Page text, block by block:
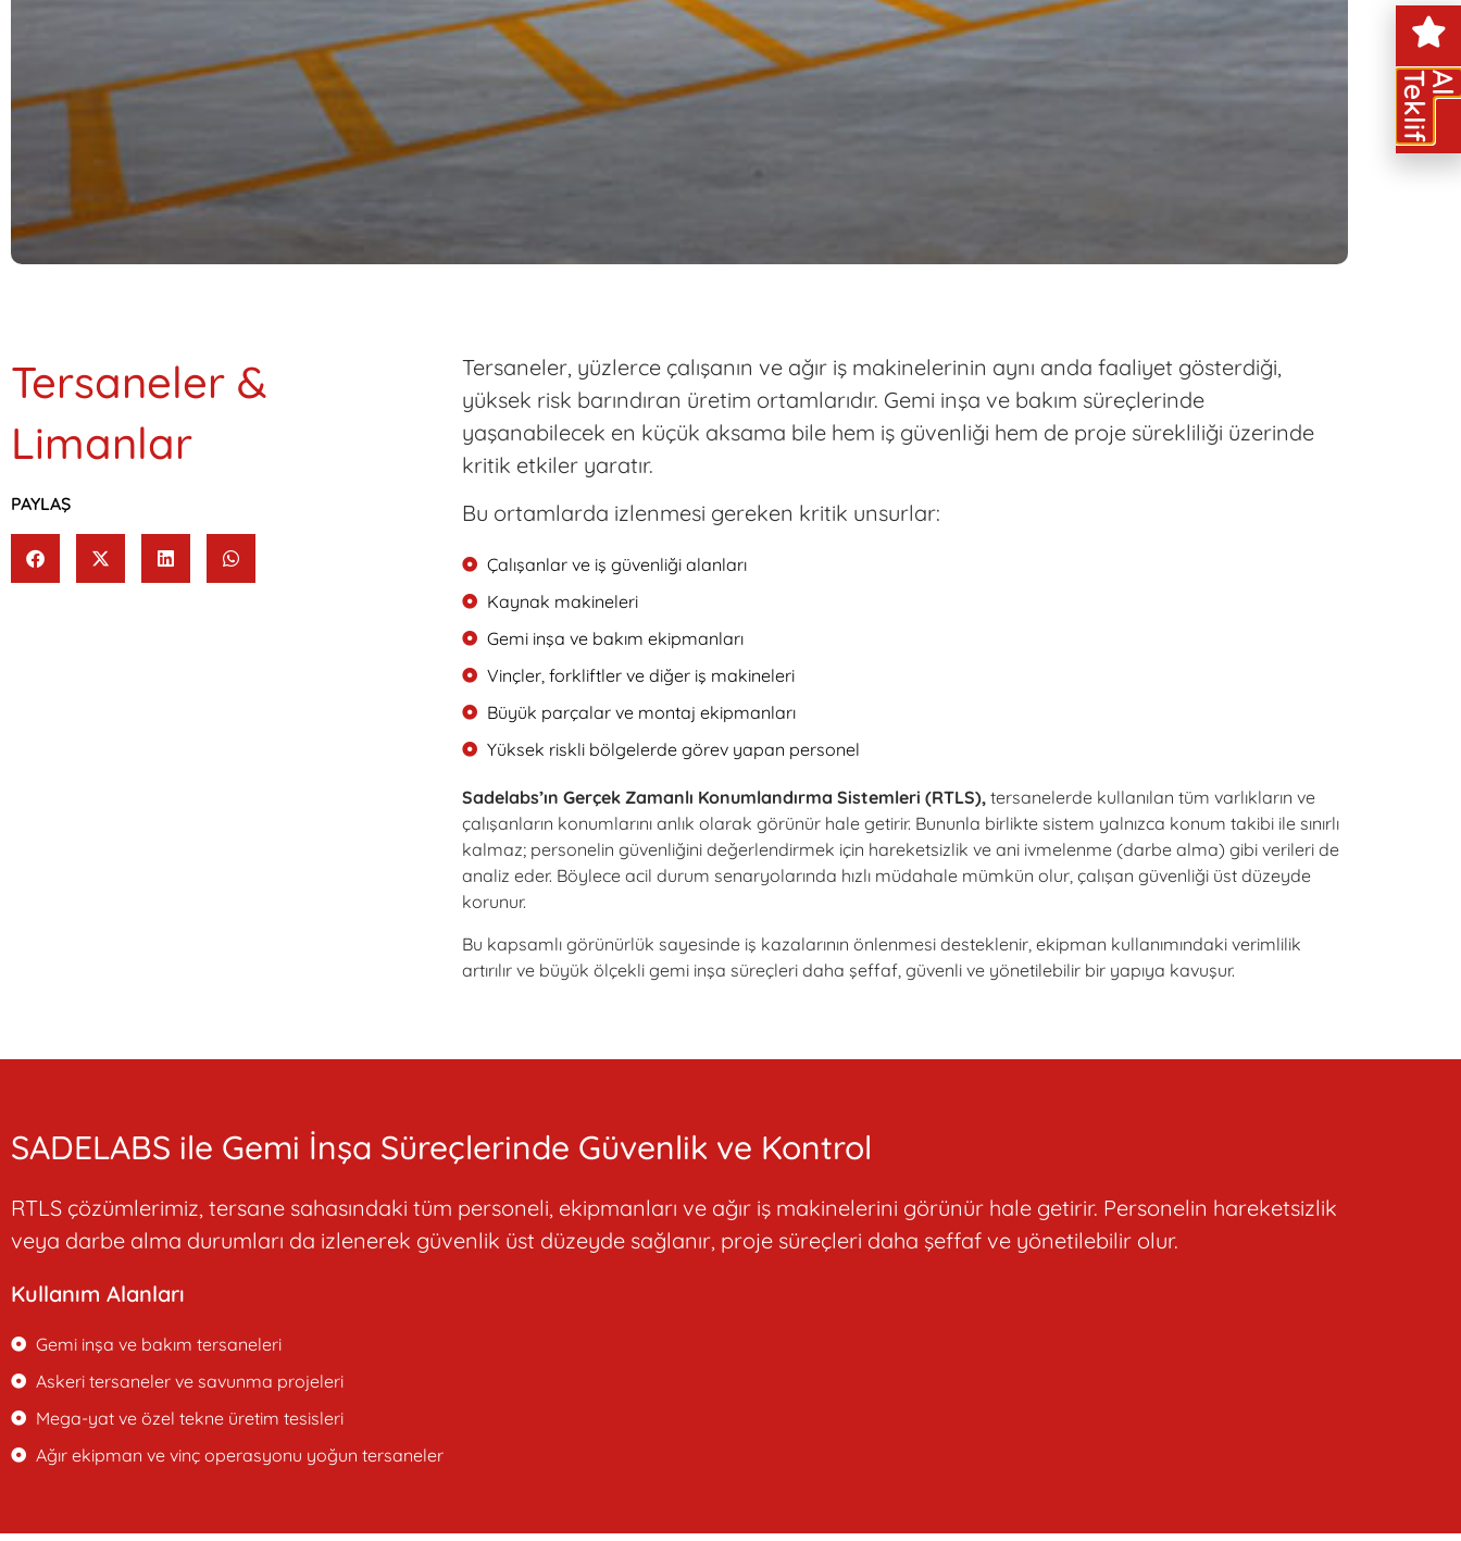
Tersaneler &
Limanlar
PAYLAŞ
Tersaneler, yüzlerce çalışanın ve ağır iş makinelerinin aynı anda faaliyet gösterdiği,
yüksek risk barındıran üretim ortamlarıdır. Gemi inşa ve bakım süreçlerinde
yaşanabilecek en küçük aksama bile hem iş güvenliği hem de proje sürekliliği üzerinde
kritik etkiler yaratır.
Bu ortamlarda izlenmesi gereken kritik unsurlar:
Çalışanlar ve iş güvenliği alanları
Kaynak makineleri
Gemi inşa ve bakım ekipmanları
Vinçler, forkliftler ve diğer iş makineleri
Büyük parçalar ve montaj ekipmanları
Yüksek riskli bölgelerde görev yapan personel
Sadelabs’ın Gerçek Zamanlı Konumlandırma Sistemleri (RTLS), tersanelerde kullanılan tüm varlıkların ve
çalışanların konumlarını anlık olarak görünür hale getirir. Bununla birlikte sistem yalnızca konum takibi ile sınırlı
kalmaz; personelin güvenliğini değerlendirmek için hareketsizlik ve ani ivmelenme (darbe alma) gibi verileri de
analiz eder. Böylece acil durum senaryolarında hızlı müdahale mümkün olur, çalışan güvenliği üst düzeyde
korunur.
Bu kapsamlı görünürlük sayesinde iş kazalarının önlenmesi desteklenir, ekipman kullanımındaki verimlilik
artırılır ve büyük ölçekli gemi inşa süreçleri daha şeffaf, güvenli ve yönetilebilir bir yapıya kavuşur.
SADELABS ile Gemi İnşa Süreçlerinde Güvenlik ve Kontrol
RTLS çözümlerimiz, tersane sahasındaki tüm personeli, ekipmanları ve ağır iş makinelerini görünür hale getirir. Personelin hareketsizlik
veya darbe alma durumları da izlenerek güvenlik üst düzeyde sağlanır, proje süreçleri daha şeffaf ve yönetilebilir olur.
Kullanım Alanları
Gemi inşa ve bakım tersaneleri
Askeri tersaneler ve savunma projeleri
Mega-yat ve özel tekne üretim tesisleri
Ağır ekipman ve vinç operasyonu yoğun tersaneler
T
e
k
l
i
f
A l